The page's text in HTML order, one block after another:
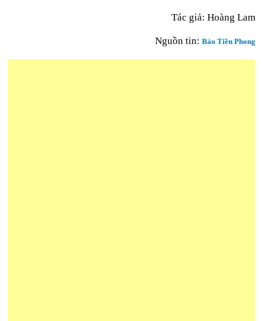
Tác giả: Hoàng Lam
Nguồn tin: Báo Tiền Phong